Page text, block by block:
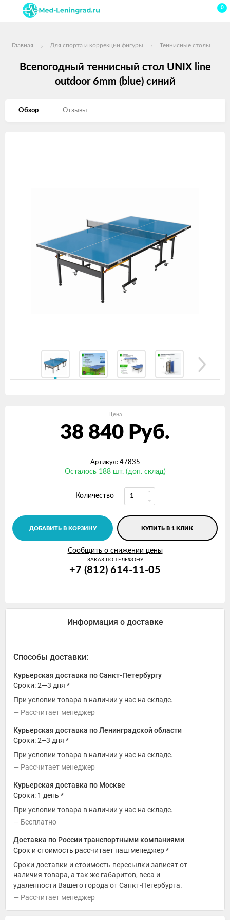
0
Главная Для спорта и коррекции фигуры Теннисные столы
Всепогодный теннисный стол UNIX line
outdoor 6mm (blue) синий
Обзор Отзывы
Цена
38 840 Руб.
Артикул: 47835
Осталось 188 шт. (доп. склад)
Количество
ДОБАВИТЬ В КОРЗИНУ КУПИТЬ В 1 КЛИК
Сообщить о снижении цены
ЗАКАЗ ПО ТЕЛЕФОНУ
+7 (812) 614-11-05
Информация о доставке
Способы доставки:
Курьерская доставка по Санкт-Петербургу
Сроки: 2—3 дня *
При условии товара в наличии у нас на складе.
Рассчитает менеджер
Курьерская доставка по Ленинградской области
Сроки: 2–3 дня *
При условии товара в наличии у нас на складе.
Рассчитает менеджер
Курьерская доставка по Москве
Сроки: 1 день *
При условии товара в наличии у нас на складе.
Бесплатно
Доставка по России транспортными компаниями
Срок и стоимость рассчитает наш менеджер *
Сроки доставки и стоимость пересылки зависят от
наличия товара, а так же габаритов, веса и
удаленности Вашего города от Санкт-Петербурга.
Рассчитает менеджер